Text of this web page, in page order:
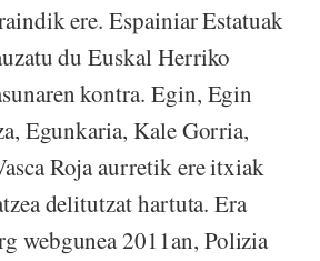
ere. Espainiar Estatuak
du Euskal Herriko
kontra. Egin, Egin
Egunkaria, Kale Gorria,
Roja aurretik ere itxiak
delitutzat hartuta. Era
webgunea 2011an, Polizia